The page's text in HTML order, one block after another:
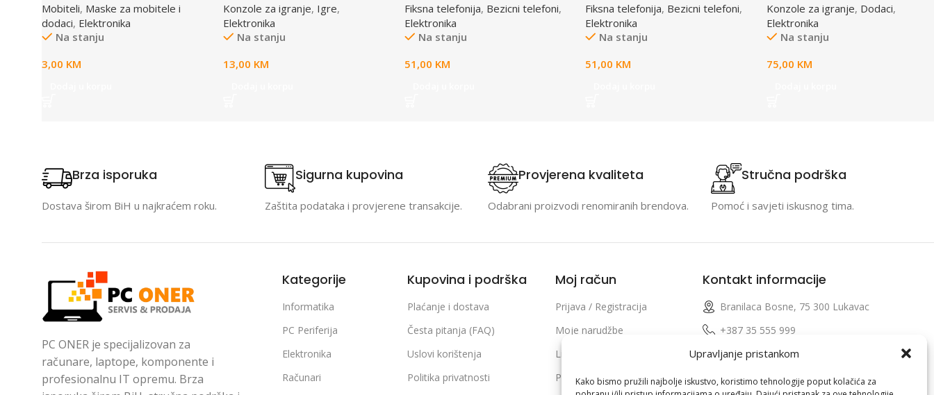
Upravljanje pristankom
Kako bismo pružili najbolje iskustvo, koristimo tehnologije poput kolačića za
65x100mm
Mobiteli, Maske za mobitele i
dodaci, Elektronika
Na stanju
3,00 KM
Konzole za igranje, Igre,
Elektronika
Na stanju
13,00 KM
Fiksna telefonija, Bezicni telefoni,
Elektronika
Na stanju
51,00 KM
Fiksna telefonija, Bezicni telefoni,
Elektronika
Na stanju
51,00 KM
Konzole za igranje, Dodaci,
Elektronika
Na stanju
75,00 KM
Brza isporuka
Dostava širom BiH u najkraćem roku.
Sigurna kupovina
Zaštita podataka i provjerene transakcije.
Provjerena kvaliteta
Odabrani proizvodi renomiranih brendova.
Stručna podrška
Pomoć i savjeti iskusnog tima.
PC ONER je specijalizovan za
računare, laptope, komponente i
profesionalnu IT opremu. Brza
Kategorije
Informatika
PC Periferija
Elektronika
Računari
Kupovina i podrška
Plaćanje i dostava
Česta pitanja (FAQ)
Uslovi korištenja
Politika privatnosti
Moj račun
Prijava / Registracija
Moje narudžbe
Lista želja
Poređenje proizvoda
Kontakt informacije
Branilaca Bosne, 75 300 Lukavac
+387 35 555 999
info@pconer.ba
ID: 4210115760008